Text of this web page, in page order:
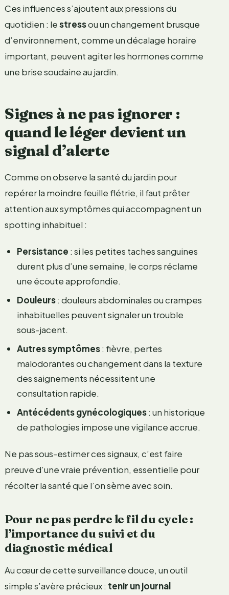
Ces influences s’ajoutent aux pressions du
quotidien : lestressou un changement brusque
d’environnement, comme un décalage horaire
important, peuvent agiter les hormones comme
une brise soudaine au jardin.
Signes à ne pas ignorer :
quand le léger devient un
signal d’alerte
Comme on observe la santé du jardin pour
repérer la moindre feuille flétrie, il faut prêter
attention aux symptômes qui accompagnent un
spotting inhabituel :
Persistance : si les petites taches sanguines
durent plus d’une semaine, le corps réclame
une écoute approfondie.
Douleurs: douleurs abdominales ou crampes
inhabituelles peuvent signaler un trouble
sous-jacent.
Autres symptômes: fièvre, pertes
malodorantes ou changement dans la texture
des saignements nécessitent une
consultation rapide.
Antécédents gynécologiques: un historique
de pathologies impose une vigilance accrue.
Ne pas sous-estimer ces signaux, c’est faire
preuve d’une vraie prévention, essentielle pour
récolter la santé que l’on sème avec soin.
Pour ne pas perdre le fil du cycle :
l’importance du suivi et du
diagnostic médical
Au cœur de cette surveillance douce, un outil
simple s’avère précieux : tenir un journal